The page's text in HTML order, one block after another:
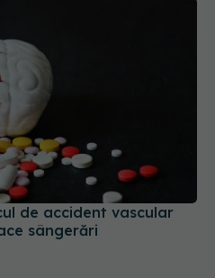
de accident vascular
sângerări